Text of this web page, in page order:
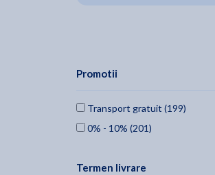
Promotii
Transport gratuit (199)
0% - 10% (201)
Termen livrare